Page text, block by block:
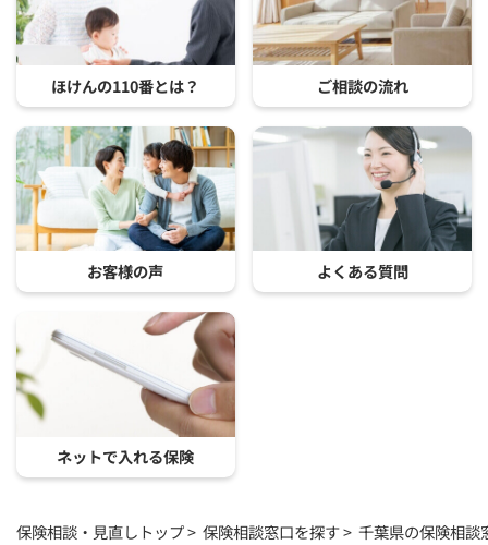
ほけんの110番とは？ ご相談の流れ
お客様の声 よくある質問
ネットで入れる保険
保険相談・見直しトップ 保険相談窓口を探す 千葉県の保険相談